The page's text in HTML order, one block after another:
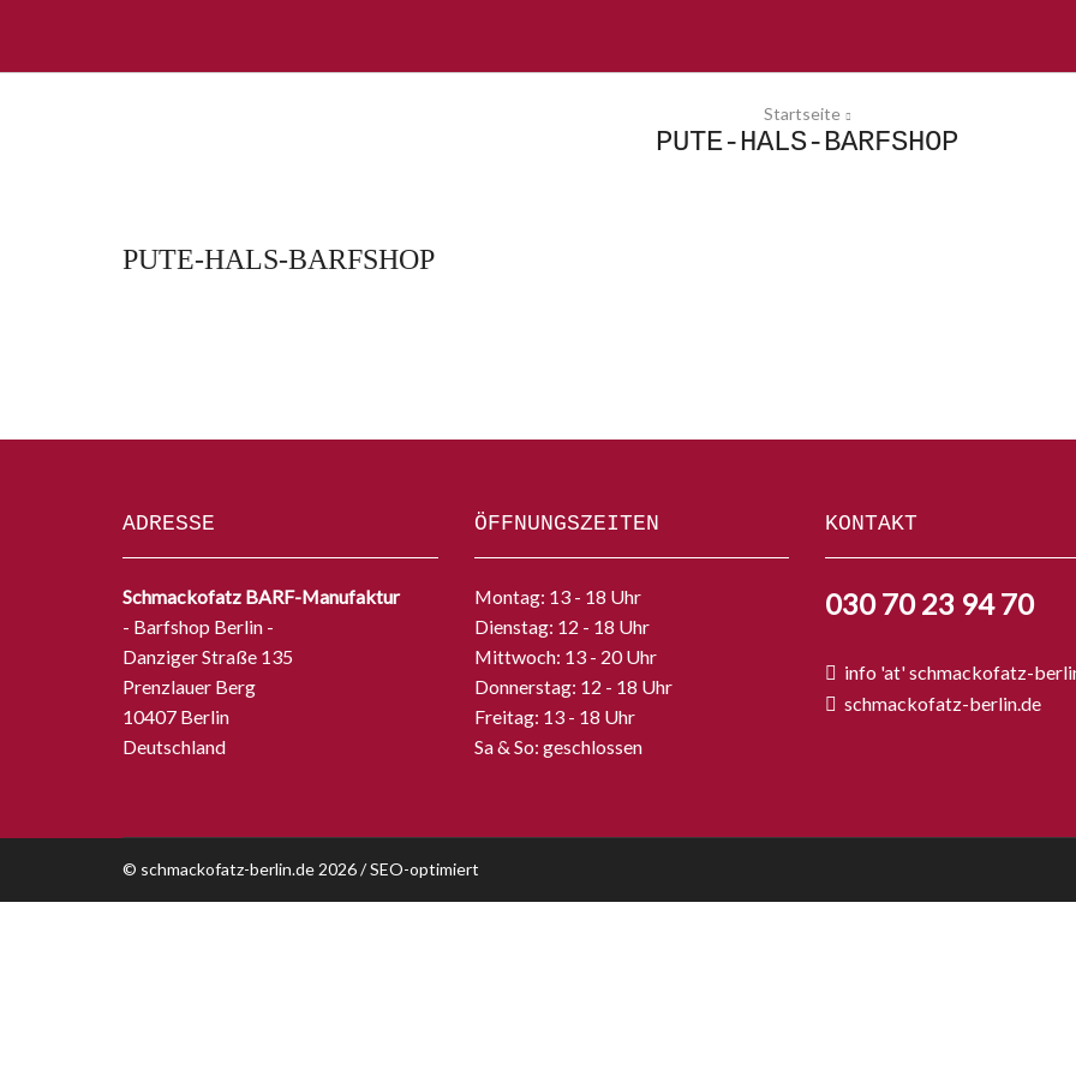
Startseite
PUTE-HALS-BARFSHOP
PUTE-HALS-BARFSHOP
ADRESSE
Schmackofatz BARF-Manufaktur
- Barfshop Berlin -
Danziger Straße 135
Prenzlauer Berg
10407 Berlin
Deutschland
ÖFFNUNGSZEITEN
Montag: 13 - 18 Uhr
Dienstag: 12 - 18 Uhr
Mittwoch: 13 - 20 Uhr
Donnerstag: 12 - 18 Uhr
Freitag: 13 - 18 Uhr
Sa & So: geschlossen
KONTAKT
030 70 23 94 70
info 'at' schmackofatz-
schmackofatz-berlin.de
© schmackofatz-berlin.de2026 /SEO-optimiert